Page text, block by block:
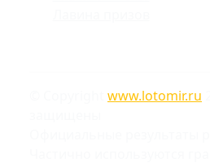
www.lotomir.ru